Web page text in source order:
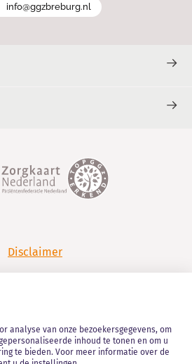
info@ggzbreburg.nl
Disclaimer
leveringsvoorwaarden
analyse van onze bezoekersgegevens, om
inhoud te tonen en om u
te bieden. Voor meer informatie over de